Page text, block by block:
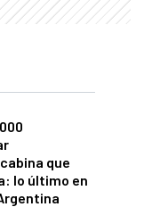
que
lo último en